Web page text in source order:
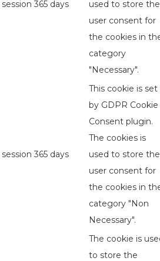
session 365 days
used to store the
user consent for
the cookies in
category
"Necessary".
session 365 days
This cookie is set
by GDPR Cookie
Consent plugin.
The cookies is
used to store the
user consent for
the cookies in
category "Non
Necessary".
The cookie is
to store the